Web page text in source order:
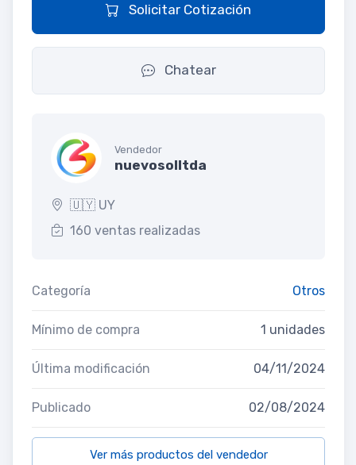
Solicitar Cotización
Chatear
Vendedor
nuevosolltda
🇺🇾 UY
160 ventas realizadas
Categoría Otros
Mínimo de compra 1 unidades
Última modificación 04/11/2024
Publicado 02/08/2024
Ver más productos del vendedor